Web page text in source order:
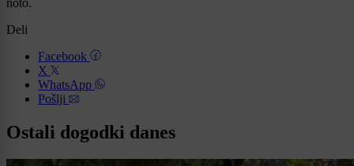
noto.
Deli
Facebook
X
WhatsApp
Pošlji
Ostali dogodki danes